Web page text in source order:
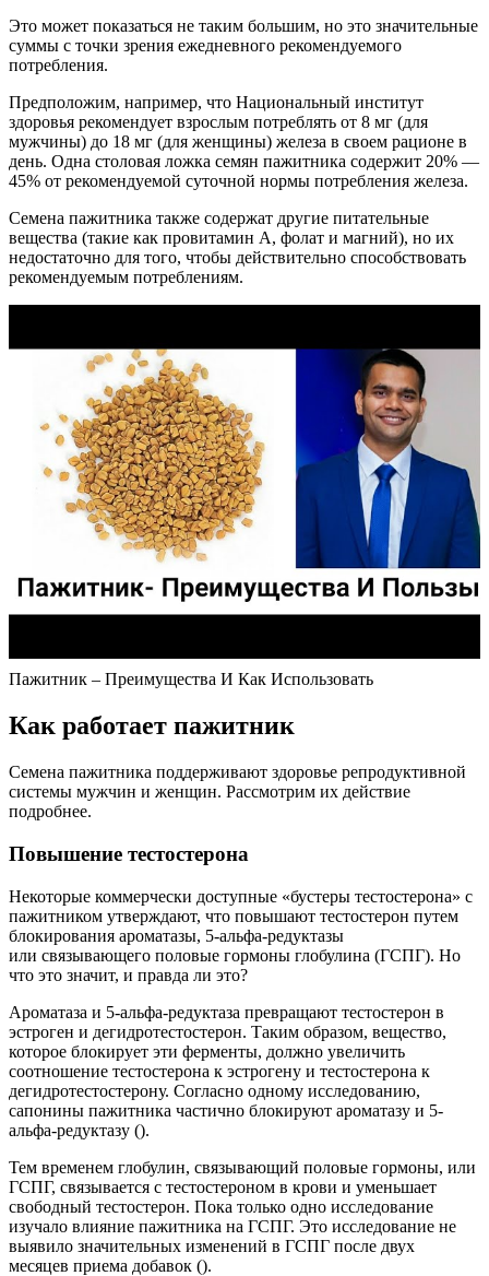
Это может показаться не таким большим, но это значительные
суммы с точки зрения ежедневного рекомендуемого
потребления.
Предположим, например, что Национальный институт
здоровья рекомендует взрослым потреблять от 8 мг (для
мужчины) до 18 мг (для женщины) железа в своем рационе в
день. Одна столовая ложка семян пажитника содержит 20% —
45% от рекомендуемой суточной нормы потребления железа.
Семена пажитника также содержат другие питательные
вещества (такие как провитамин А, фолат и магний), но их
недостаточно для того, чтобы действительно способствовать
рекомендуемым потреблениям.
Пажитник – Преимущества И Как Использовать
Как работает пажитник
Семена пажитника поддерживают здоровье репродуктивной
системы мужчин и женщин. Рассмотрим их действие
подробнее.
Повышение тестостерона
Некоторые коммерчески доступные «бустеры тестостерона» с
пажитником утверждают, что повышают тестостерон путем
блокирования ароматазы, 5-альфа-редуктазы
или связывающего половые гормоны глобулина (ГСПГ). Но
что это значит, и правда ли это?
Ароматаза и 5-альфа-редуктаза превращают тестостерон в
эстроген и дегидротестостерон. Таким образом, вещество,
которое блокирует эти ферменты, должно увеличить
соотношение тестостерона к эстрогену и тестостерона к
дегидротестостерону. Согласно одному исследованию,
сапонины пажитника частично блокируют ароматазу и 5-
альфа-редуктазу ().
Тем временем глобулин, связывающий половые гормоны, или
ГСПГ, связывается с тестостероном в крови и уменьшает
свободный тестостерон. Пока только одно исследование
изучало влияние пажитника на ГСПГ. Это исследование не
выявило значительных изменений в ГСПГ после двух
месяцев приема добавок ().